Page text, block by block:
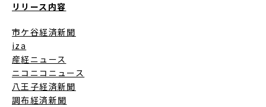
リリース内容
市ケ谷経済新聞
iza
産経ニュース
ニコニコニュース
八王子経済新聞
調布経済新聞